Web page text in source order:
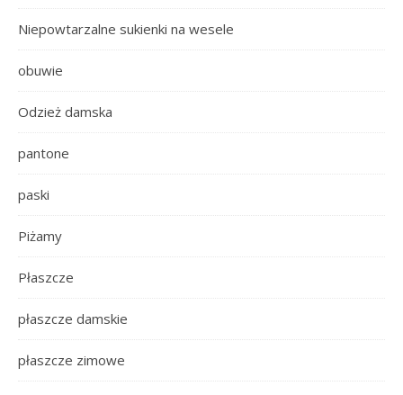
Niepowtarzalne sukienki na wesele
obuwie
Odzież damska
pantone
paski
Piżamy
Płaszcze
płaszcze damskie
płaszcze zimowe